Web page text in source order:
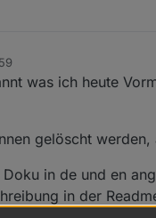
was ich heute
gelöscht
in de und en
in der